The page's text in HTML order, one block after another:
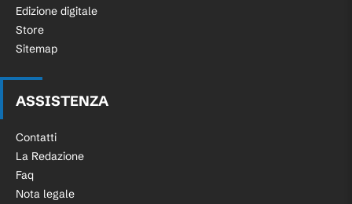
Edizione digitale
Store
Sitemap
ASSISTENZA
Contatti
La Redazione
Faq
Nota legale